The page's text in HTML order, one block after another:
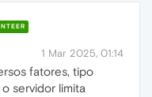
1 Mar 2025, 01:14
fatores, tipo
servidor limita